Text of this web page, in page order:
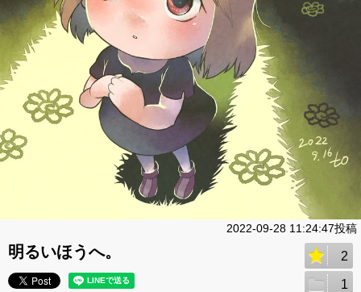
2022-09-28 11:24:47投稿
明るいほうへ。 2
1